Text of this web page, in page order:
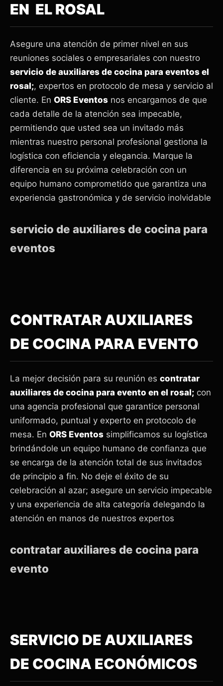
EN EL ROSAL
Asegure una atención de primer nivel en sus
reuniones sociales o empresariales con nuestro
servicio de auxiliares de cocina para eventos el
rosal;, expertos en protocolo de mesa y servicio al
cliente. En ORS Eventos nos encargamos de que
cada detalle de la atención sea impecable,
permitiendo que usted sea un invitado más
mientras nuestro personal profesional gestiona la
logística con eficiencia y elegancia. Marque la
diferencia en su próxima celebración con un
equipo humano comprometido que garantiza una
experiencia gastronómica y de servicio inolvidable
servicio de auxiliares de cocina para
eventos
CONTRATAR AUXILIARES
DE COCINA PARA EVENTO
La mejor decisión para su reunión es contratar
auxiliares de cocina para evento en el rosal; con
una agencia profesional que garantice personal
uniformado, puntual y experto en protocolo de
mesa. En ORS Eventos simplificamos su logística
brindándole un equipo humano de confianza que
se encarga de la atención total de sus invitados
de principio a fin. No deje el éxito de su
celebración al azar; asegure un servicio impecable
y una experiencia de alta categoría delegando la
atención en manos de nuestros expertos
contratar auxiliares de cocina para
evento
SERVICIO DE AUXILIARES
DE COCINA ECONÓMICOS